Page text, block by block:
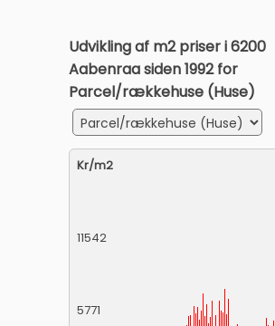
Udvikling af m2 priser i 6200
Aabenraa siden 1992 for
Parcel/rækkehuse (Huse)
Kr/m2
11542
5771